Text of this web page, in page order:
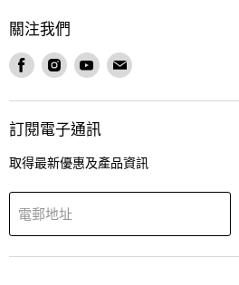
關注我們
在
Facebook
找
到
我
們
在
Instagram
找
到
我
們
在
Youtube
找
到
我
們
在
郵
我
訂閱電子通訊
取得最新優惠及產品資訊
電郵地址